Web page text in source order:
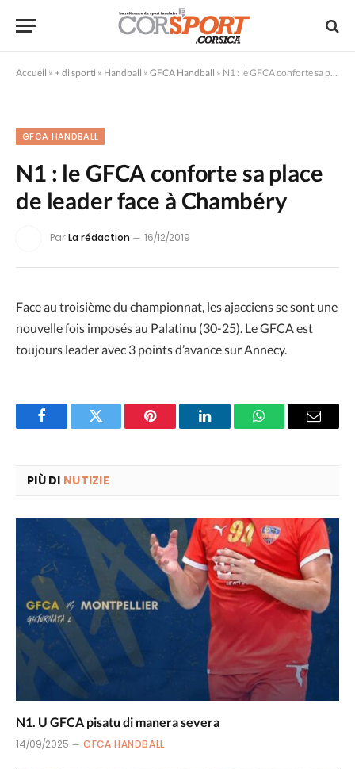
Accueil » + di sporti » Handball » GFCA Handball » N1 : le GFCA conforte sa place de leader face à Chambéry
GFCA HANDBALL
N1 : le GFCA conforte sa place
de leader face à Chambéry
ParLa rédaction 16/12/2019
Face au troisième du championnat, les ajacciens se sont une
nouvelle fois imposés au Palatinu (30-25). Le GFCA est
toujours leader avec 3 points d’avance sur Annecy.
FacebookTwitter Pinterest LinkedInWhatsAppEmail
PIÙ DI NUTIZIE
N1. U GFCA pisatu di manera severa
14/09/2025 GFCA HANDBALL